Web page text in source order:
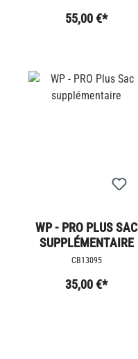
55,00 €*
WP - PRO PLUS SAC
SUPPLÉMENTAIRE
CB13095
35,00 €*